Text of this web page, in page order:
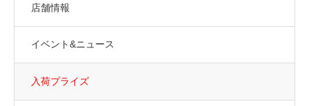
店舗情報
イベント&ニュース
入荷プライズ